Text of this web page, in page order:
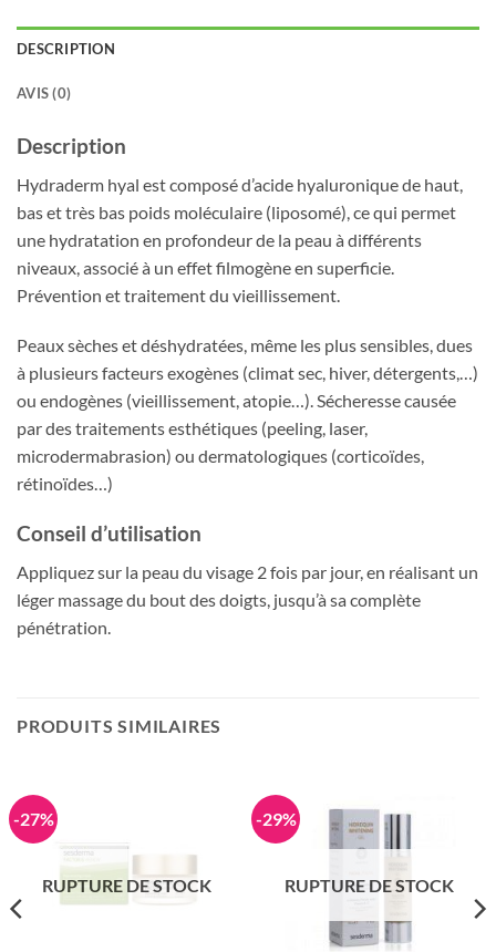
DESCRIPTION
AVIS (0)
Description
Hydraderm hyal est composé d’acide hyaluronique de haut,
bas et très bas poids moléculaire (liposomé), ce qui permet
une hydratation en profondeur de la peau à différents
niveaux, associé à un effet filmogène en superficie.
Prévention et traitement du vieillissement.
Peaux sèches et déshydratées, même les plus sensibles, dues
à plusieurs facteurs exogènes (climat sec, hiver, détergents,…)
ou endogènes (vieillissement, atopie…). Sécheresse causée
par des traitements esthétiques (peeling, laser,
microdermabrasion) ou dermatologiques (corticoïdes,
rétinoïdes…)
Conseil d’utilisation
Appliquez sur la peau du visage 2 fois par jour, en réalisant un
léger massage du bout des doigts, jusqu’à sa complète
pénétration.
PRODUITS SIMILAIRES
-27%
RUPTURE DE STOCK
-29%
RUPTURE DE STOCK